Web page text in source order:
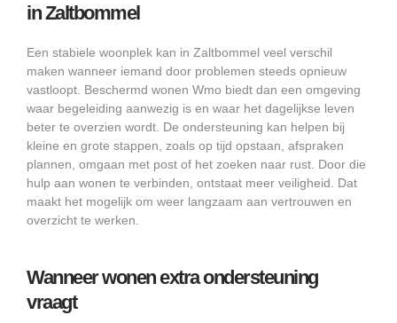
in Zaltbommel
Een stabiele woonplek kan in Zaltbommel veel verschil
maken wanneer iemand door problemen steeds opnieuw
vastloopt. Beschermd wonen Wmo biedt dan een omgeving
waar begeleiding aanwezig is en waar het dagelijkse leven
beter te overzien wordt. De ondersteuning kan helpen bij
kleine en grote stappen, zoals op tijd opstaan, afspraken
plannen, omgaan met post of het zoeken naar rust. Door die
hulp aan wonen te verbinden, ontstaat meer veiligheid. Dat
maakt het mogelijk om weer langzaam aan vertrouwen en
overzicht te werken.
Wanneer wonen extra ondersteuning
vraagt